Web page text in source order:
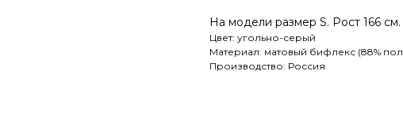
На модели размер S. Рост 166 см.
Цвет: угольно-серый
Материал: матовый бифлекс (88%
Производство: Россия